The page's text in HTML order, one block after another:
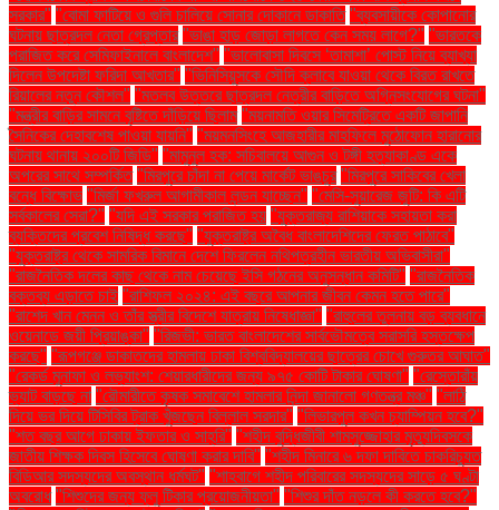
সরকার" "বোমা ফাটিয়ে ও গুলি চালিয়ে সোনার দোকানে ডাকাতি "ব্যবসায়ীকে কোপানোর
ঘটনায় ছাত্রদল নেতা গ্রেপ্তার "ভাঙা হাড় জোড়া লাগতে কেন সময় লাগে?" "ভারতকে
পরাজিত করে সেমিফাইনালে বাংলাদেশ" "ভালোবাসা দিবসে ‘তামাশা’ পোস্ট নিয়ে ব্যাখ্যা
দিলেন উপদেষ্টা ফরিদা আখতার" "ভিনিসিয়ুসকে সৌদি ক্লাবে যাওয়া থেকে বিরত রাখতে
রিয়ালের নতুন কৌশল" "মতলব উত্তরে ছাত্রদল নেত্রীর বাড়িতে অগ্নিসংযোগের ঘটনা"
"মন্ত্রীর বাড়ির সামনে বৃষ্টিতে দাঁড়িয়ে ছিলাম "ময়নামতি ওয়ার সিমেট্রিতে একটি জাপানি
সৈনিকের দেহাবশেষ পাওয়া যায়নি" "ময়মনসিংহে আজহারীর মাহফিলে মুঠোফোন হারানোর
ঘটনায় থানায় ২০০টি জিডি" "মামুনুল হক: সচিবালয়ে আগুন ও টঙ্গী হত্যাকাণ্ড একে
অপরের সাথে সম্পর্কিত "মিরপুরে চাঁদা না পেয়ে মার্কেট ভাঙচুর "মিরপুরে সাকিবের খেলা
বন্ধে বিক্ষোভ "মির্জা ফখরুল আগামীকাল লন্ডন যাচ্ছেন" "মেসি-সুয়ারেজ জুটি: কি এটি
সর্বকালের সেরা?" "যদি এই সরকার পরাজিত হয় "যুক্তরাজ্য রাশিয়াকে সহায়তা করা
ব্যক্তিদের প্রবেশ নিষিদ্ধ করছে" "যুক্তরাষ্ট্র অবৈধ বাংলাদেশিদের ফেরত পাঠাবে"
"যুক্তরাষ্ট্র থেকে সামরিক বিমানে দেশে ফিরলেন নথিপত্রহীন ভারতীয় অভিবাসীরা"
"রাজনৈতিক দলের কাছ থেকে নাম চেয়েছে ইসি গঠনের অনুসন্ধান কমিটি" "রাজনৈতিক
বক্তব্য এড়াতে চাই "রাশিফল ২০২৪: এই বছরে আপনার জীবন কেমন হতে পারে"
"রাশেদ খান মেনন ও তাঁর স্ত্রীর বিদেশে যাত্রায় নিষেধাজ্ঞা" "রাহুলের তুলনায় বড় ব্যবধানে
ওয়েনাডে জয়ী প্রিয়াঙ্কা" "রিজভী: ভারত বাংলাদেশের সার্বভৌমত্বে সরাসরি হস্তক্ষেপ
করছে" "রূপগঞ্জে ডাকাতদের হামলায় ঢাকা বিশ্ববিদ্যালয়ের ছাত্রের চোখে গুরুতর আঘাত"
"রেকর্ড মুনাফা ও লভ্যাংশ: শেয়ারধারীদের জন্য ৯৭৫ কোটি টাকার ঘোষণা" "রেস্তোরাঁয়
ভ্যাট বাড়ছে না "রৌমারীতে কৃষক সমাবেশে হামলার নিন্দা জানালো গণতন্ত্র মঞ্চ" "লাঠি
দিয়ে ভর দিয়ে টিসিবির ট্রাক খুঁজছেন বিল্লাল সরদার" "লিভারপুল কখন চ্যাম্পিয়ন হবে?"
"শত বছর আগে ঢাকায় ইফতার ও সাহ্‌রি" "শহীদ বুদ্ধিজীবী শামসুজ্জোহার মৃত্যুদিবসকে
জাতীয় শিক্ষক দিবস হিসেবে ঘোষণা করার দাবি" "শহীদ মিনারে ৬ দফা দাবিতে চাকরিচ্যুত
বিডিআর সদস্যদের অবস্থান ধর্মঘট" "শাহবাগে শহীদ পরিবারের সদস্যদের সাড়ে ৫ ঘণ্টা
অবরোধ "শিশুদের জন্য ফ্লু টিকার প্রয়োজনীয়তা" "শিশুর দাঁত নড়লে কী করতে হবে?"